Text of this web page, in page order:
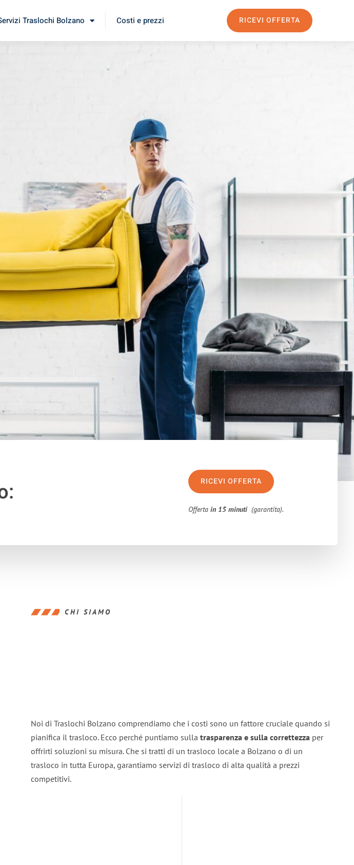
Traslochi Bolzano Costi e prezzi RICEVI OFFERTA
RICEVI OFFERTA
Offertain 15 minuti (garantita).
CHI SIAMO
Noi di Traslochi Bolzano comprendiamo che i costi sono un fattore cruciale quando si
pianifica il trasloco. Ecco perché puntiamo sulla trasparenza e sulla correttezza per
offrirti soluzioni su misura. Che si tratti di un trasloco locale a Bolzano o di un
trasloco in tutta Europa, garantiamo servizi di trasloco di alta qualità a prezzi
competitivi.